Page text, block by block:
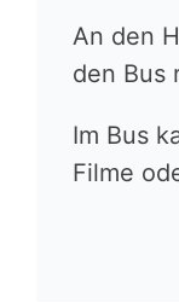
An den
den Bus
Im Bus
Filme